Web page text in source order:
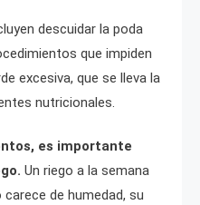
descuidar la poda
que impiden
excesiva, que se lleva la
nutricionales.
es importante
Un riego a la semana
de humedad, su